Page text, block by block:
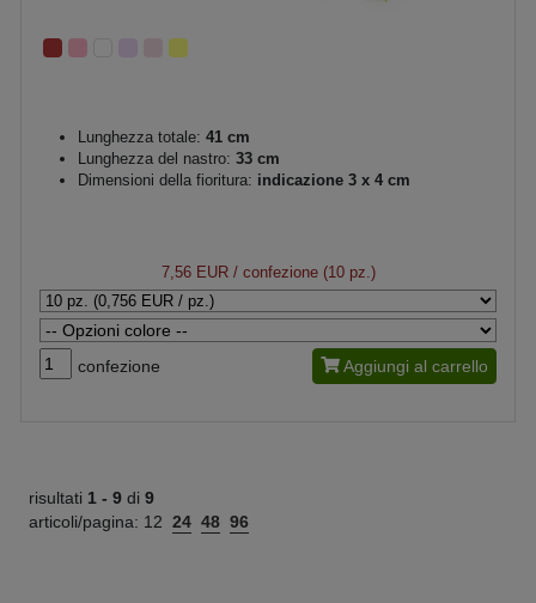
Lunghezza totale: 41 cm
Lunghezza del nastro: 33 cm
Dimensioni della fioritura: indicazione 3 x 4 cm
7,56 EUR/ confezione (10 pz.)
confezione Aggiungi al carrello
risultati 1 - 9 di 9
articoli/pagina: 12 24 48 96